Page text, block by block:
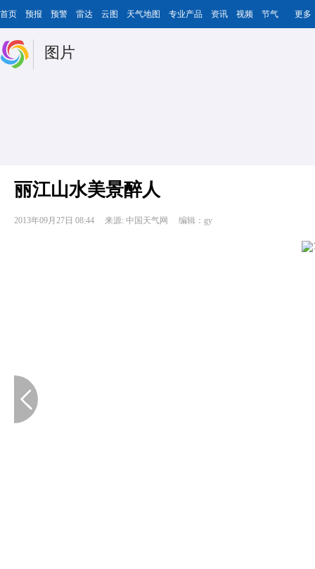
首页 预报 预警 雷达 云图 天气地图 专业产品 资讯 视频 节气 更多
图片
丽江山水美景醉人
2013年09月27日 08:44 来源: 中国天气网 编辑：gy